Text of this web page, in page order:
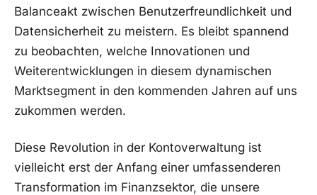
Balanceakt zwischen Benutzerfreundlichkeit und
Datensicherheit zu meistern. Es bleibt spannend
zu beobachten, welche Innovationen und
Weiterentwicklungen in diesem dynamischen
Marktsegment in den kommenden Jahren auf uns
zukommen werden.
Diese Revolution in der Kontoverwaltung ist
vielleicht erst der Anfang einer umfassenderen
Transformation im Finanzsektor, die unsere